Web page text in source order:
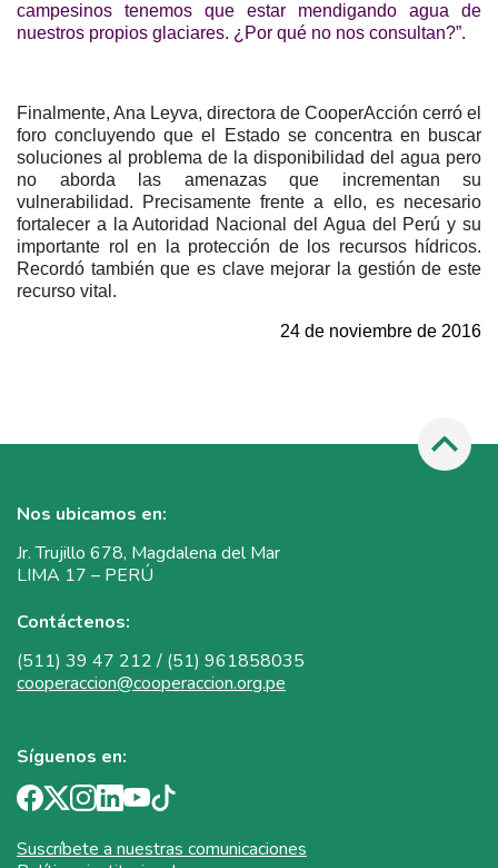
campesinos tenemos que estar mendigando agua de
nuestros propios glaciares. ¿Por qué no nos consultan?”.
Finalmente, Ana Leyva, directora de CooperAcción cerró el
foro concluyendo que el Estado se concentra en buscar
soluciones al problema de la disponibilidad del agua pero
no aborda las amenazas que incrementan su
vulnerabilidad. Precisamente frente a ello, es necesario
fortalecer a la Autoridad Nacional del Agua del Perú y su
importante rol en la protección de los recursos hídricos.
Recordó también que es clave mejorar la gestión de este
recurso vital.
24 de noviembre de 2016
Nos ubicamos en:
Jr. Trujillo 678, Magdalena del Mar
LIMA 17 – PERÚ
Contáctenos:
(511) 39 47 212 / (51) 961858035
cooperaccion@cooperaccion.org.pe
Síguenos en:
Suscríbete a nuestras comunicaciones